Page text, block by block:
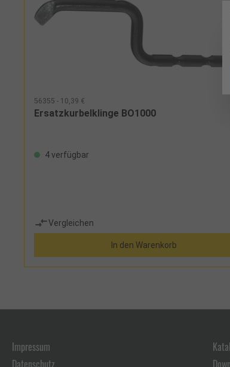
56355 - 10,39 €
Ersatzkurbelklinge BO1000
4 verfügbar
Vergleichen
In den Warenkorb
Impressum
Datenschutz